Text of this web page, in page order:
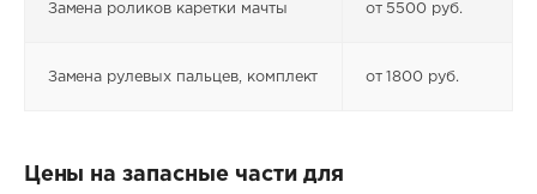
Замена роликов каретки мачты от 5500 руб.
Замена рулевых пальцев, комплект от 1800 руб.
Цены на запасные части для